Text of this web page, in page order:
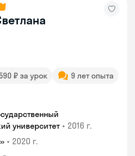
₽ за урок
9 лет опыта
университет • 2016 г.
• 2020 г.